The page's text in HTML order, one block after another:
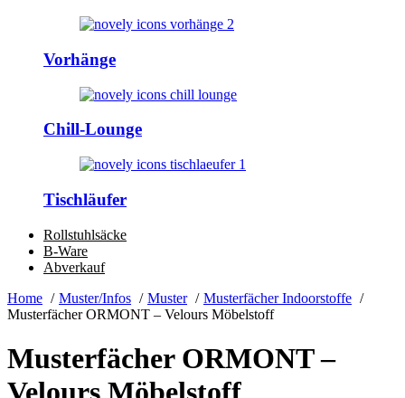
Vorhänge
Chill-Lounge
Tischläufer
Rollstuhlsäcke
B-Ware
Abverkauf
Home
Muster/Infos Muster
Musterfächer Indoorstoffe
Musterfächer ORMONT – Velours Möbelstoff
Musterfächer ORMONT –